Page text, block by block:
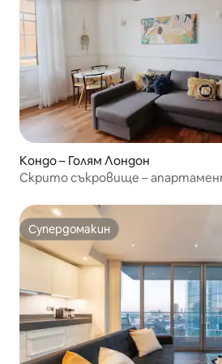
Кондо – Голям Лондон
Скрито съкровище –
Супердомакин
Супердомакин